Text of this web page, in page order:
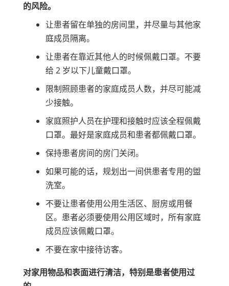
的风险。
让患者留在单独的房间里，并尽量与其他家
庭成员隔离。
让患者在靠近其他人的时候佩戴口罩。不要
给 2 岁以下儿童戴口罩。
限制照顾患者的家庭成员人数，并尽可能减
少接触。
家庭照护人员在护理和接触时应该全程佩戴
口罩。最好是家庭成员和患者都佩戴口罩。
保持患者房间的房门关闭。
如果可能的话，规划出一间供患者专用的盥
洗室。
不要让患者使用公用生活区、厨房或用餐
区。患者必须要使用公用区域时，所有家庭
成员应该佩戴口罩。
不要在家中接待访客。
对家用物品和表面进行清洁，特别是患者使用过